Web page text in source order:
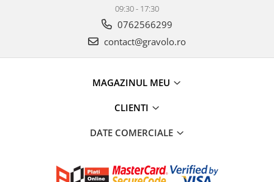
09:30 - 17:30
0762566299
contact@gravolo.ro
MAGAZINUL MEU
CLIENTI
DATE COMERCIALE